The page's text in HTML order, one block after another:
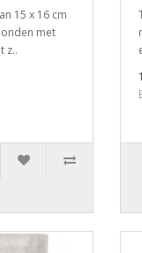
15 x 16 cm
met
z..